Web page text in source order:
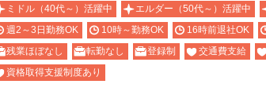
ミドル（40代～）活躍中
エルダー（50代～）活躍中
週2～3日勤務OK
10時～勤務OK 16時前退社OK
残業ほぼなし
転勤なし 登録制 交通費支給
資格取得支援制度あり